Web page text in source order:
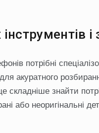
потрібні
акуратного
знайти
або неоригінальні